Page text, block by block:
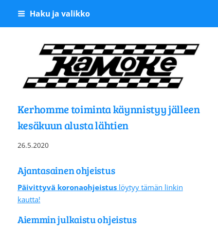
Siirry
Haku ja valikko
Kangasalan
Kerhomme toiminta käynnistyy jälleen
kesäkuun alusta lähtien
26.5.2020
Ajantasainen ohjeistus
Päivittyvä koronaohjeistus löytyy tämän linkin
kautta!
Aiemmin julkaistu ohjeistus